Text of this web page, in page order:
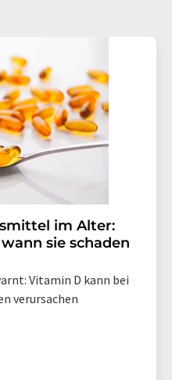
im Alter:
sie schaden
Vitamin D kann bei
verursachen